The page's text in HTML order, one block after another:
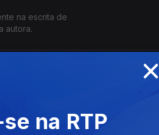
na escrita de
autora.
Negra e o LP
e Telectu)
×
na RTP